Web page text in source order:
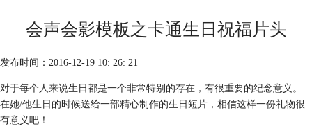
会声会影模板之卡通生日祝福片头
发布时间：2016-12-19 10: 26: 21
对于每个人来说生日都是一个非常特别的存在，有很重要的纪念意义。
在她/他生日的时候送给一部精心制作的生日短片，相信这样一份礼物很
有意义吧！